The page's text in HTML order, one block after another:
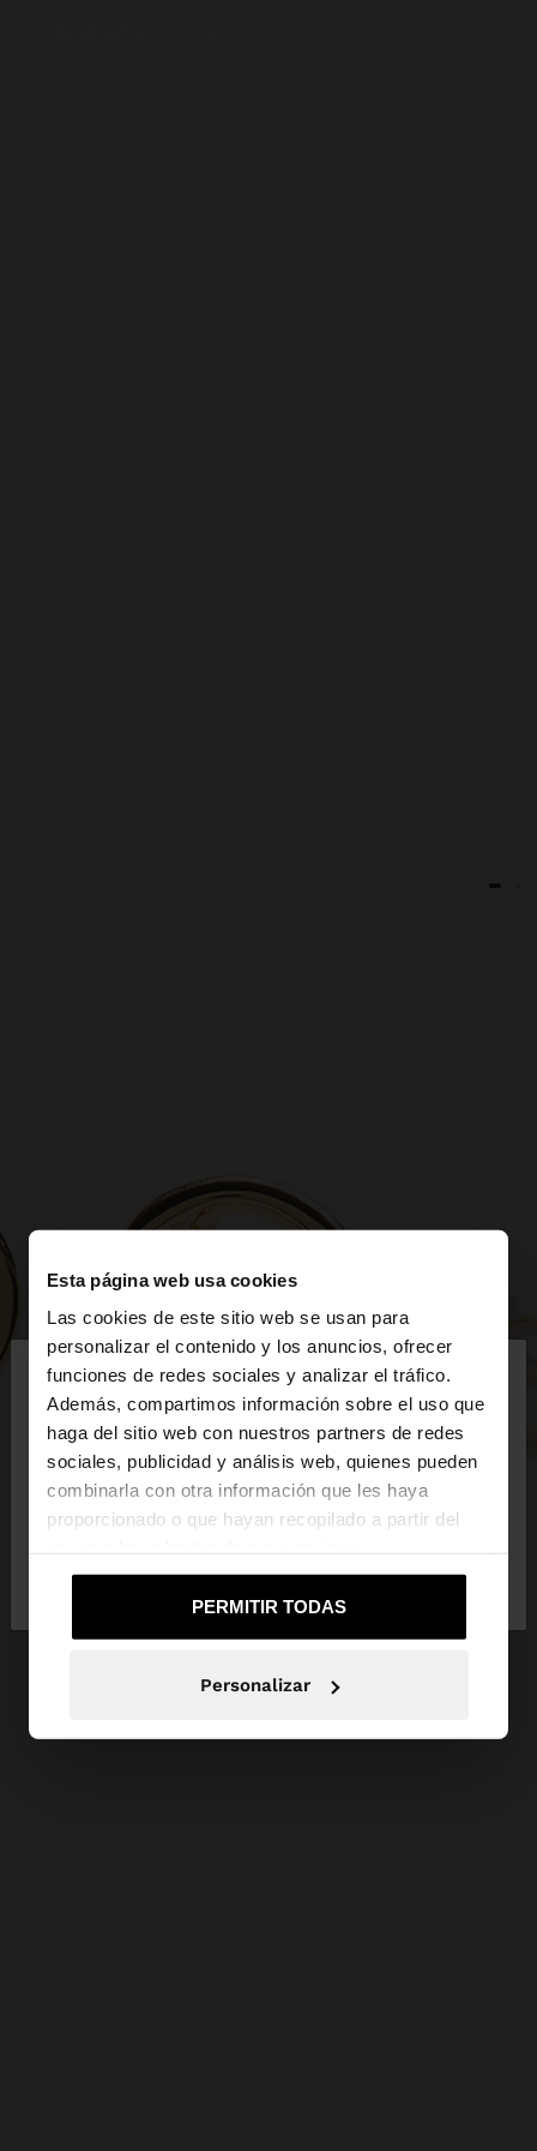
Esta página web usa cookies
Las cookies de este sitio web se usan para
personalizar el contenido y los anuncios, ofrecer
funciones de redes sociales y analizar el tráfico.
Además, compartimos información sobre el uso que
haga del sitio web con nuestros partners de redes
sociales, publicidad y análisis web, quienes pueden
combinarla con otra información que les haya
proporcionado o que hayan recopilado a partir del
PERMITIR TODAS
Personalizar
hola
Estás accediendo a la web de España. ¿Quieres ir a
la web de United States?